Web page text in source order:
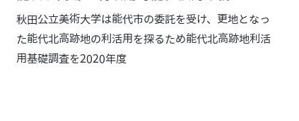
秋田公立美術大学は能代市の委託を受け、更地となっ
た能代北高跡地の利活用を探るため能代北高跡地利活
用基礎調査を2020年度